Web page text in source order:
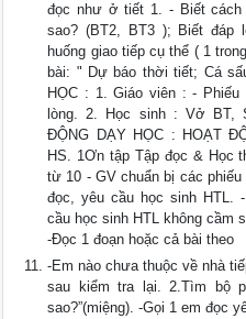
đọc như ở tiết 1. - Biết
sao? (BT2, BT3 ); Biết đáp
huống giao tiếp cụ thể ( 1
bài: " Dự báo thời tiết; Cá
HỌC : 1. Giáo viên : -
lòng. 2. Học sinh : Vở BT,
ĐỘNG DẠY HỌC : HOẠT
HS. 1Ơn tập Tập đọc & Học
từ 10 - GV chuẩn bị các
đọc, yêu cầu học sinh HTL.
cầu học sinh HTL không cầm
-Đọc 1 đoạn hoặc cả bài theo
-Em nào chưa thuộc về nhà
sau kiểm tra lại. 2.Tìm bộ
sao?”(miệng). -Gọi 1 em đọc